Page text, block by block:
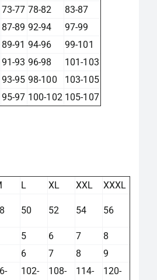
73-77 78-82
83-87
87-89 92-94
97-99
89-91 94-96
99-101
91-93 96-98
101-103
93-95 98-100
103-105
95-97 100-102 105-107
L XL XXL
XXXL
50 52 54 56
5 6 7
8
6 7 8
9
102-
108-
114-
120-